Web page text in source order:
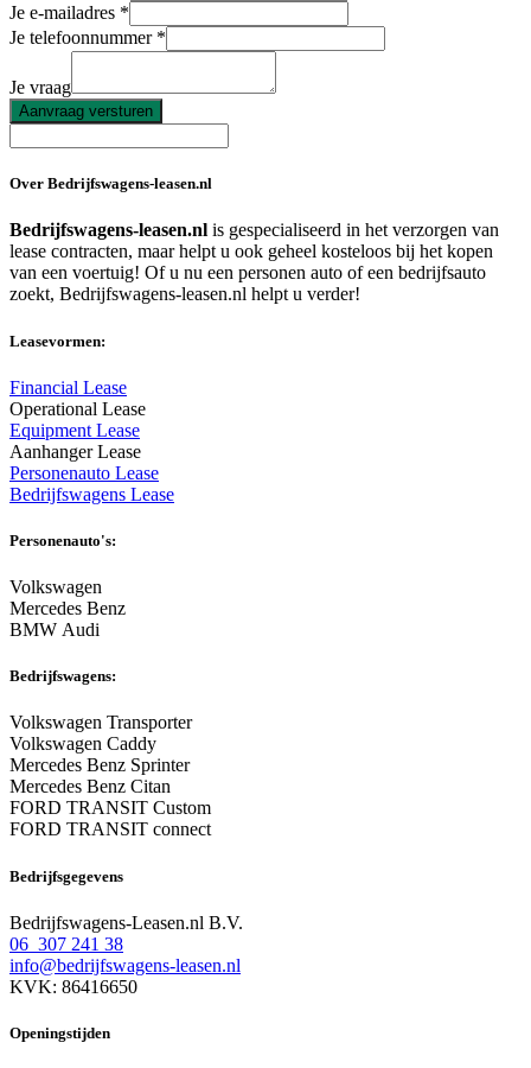
Je e-mailadres
Je telefoonnummer
Je vraag
Aanvraag versturen
Over Bedrijfswagens-leasen.nl
Bedrijfswagens-leasen.nl is gespecialiseerd in het verzorgen van
lease contracten, maar helpt u ook geheel kosteloos bij het kopen
van een voertuig! Of u nu een personen auto of een bedrijfsauto
zoekt, Bedrijfswagens-leasen.nl helpt u verder!
Leasevormen:
Financial Lease
Operational Lease
Equipment Lease
Aanhanger Lease
Personenauto Lease
Bedrijfswagens Lease
Personenauto's:
Volkswagen
Mercedes Benz
BMW Audi
Bedrijfswagens:
Volkswagen Transporter
Volkswagen Caddy
Mercedes Benz Sprinter
Mercedes Benz Citan
FORD TRANSIT Custom
FORD TRANSIT connect
Bedrijfsgegevens
Bedrijfswagens-Leasen.nl B.V.
06 307 241 38
info@bedrijfswagens-leasen.nl
KVK: 86416650
Openingstijden